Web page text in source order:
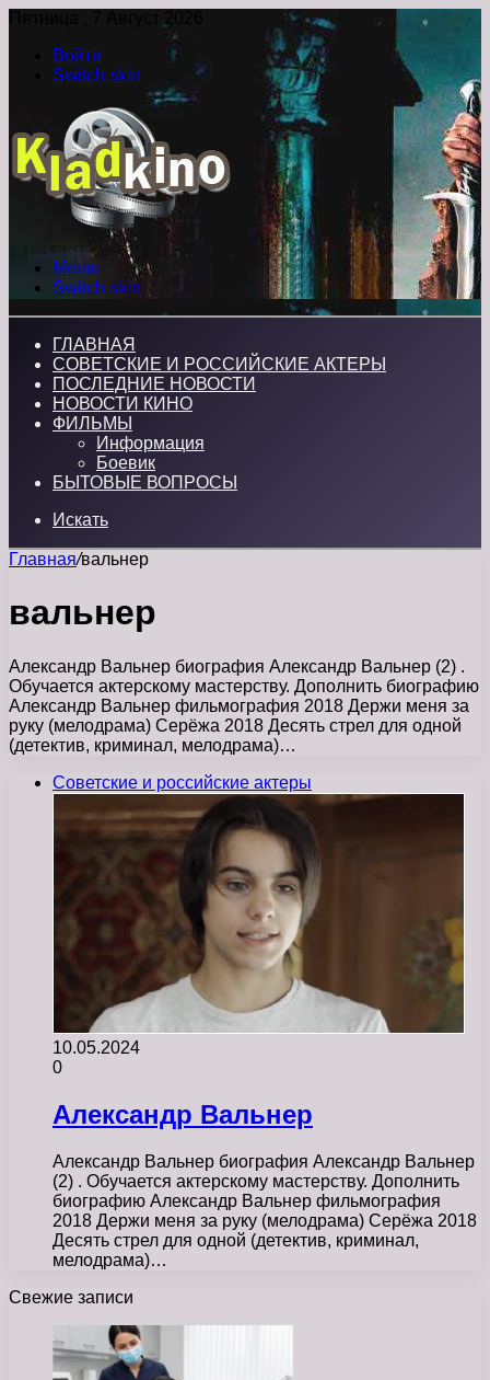
Пятница , 7 Август 2026
Войти
Switch skin
Меню
Switch skin
ГЛАВНАЯ
СОВЕТСКИЕ И РОССИЙСКИЕ АКТЕРЫ
ПОСЛЕДНИЕ НОВОСТИ
НОВОСТИ КИНО
ФИЛЬМЫ
Информация
Боевик
БЫТОВЫЕ ВОПРОСЫ
Искать
Главная/вальнер
вальнер
Александр Вальнер биография Александр Вальнер (2) .
Обучается актерскому мастерству. Дополнить биографию
Александр Вальнер фильмография 2018 Держи меня за
руку (мелодрама) Серёжа 2018 Десять стрел для одной
(детектив, криминал, мелодрама)…
Советские и российские актеры
10.05.2024
0
Александр Вальнер
Александр Вальнер биография Александр Вальнер
(2) . Обучается актерскому мастерству. Дополнить
биографию Александр Вальнер фильмография
2018 Держи меня за руку (мелодрама) Серёжа 2018
Десять стрел для одной (детектив, криминал,
мелодрама)…
Свежие записи